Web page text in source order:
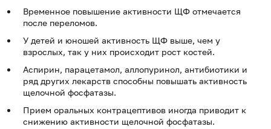
Временное повышение активности ЩФ отмечается
после переломов.
У детей и юношей активность ЩФ выше, чем у
взрослых, так у них происходит рост костей.
Аспирин, парацетамол, аллопуринол, антибиотики и
ряд других лекарств способны повышать активность
щелочной фосфатазы.
Прием оральных контрацептивов иногда приводит к
снижению активности щелочной фосфатазы.